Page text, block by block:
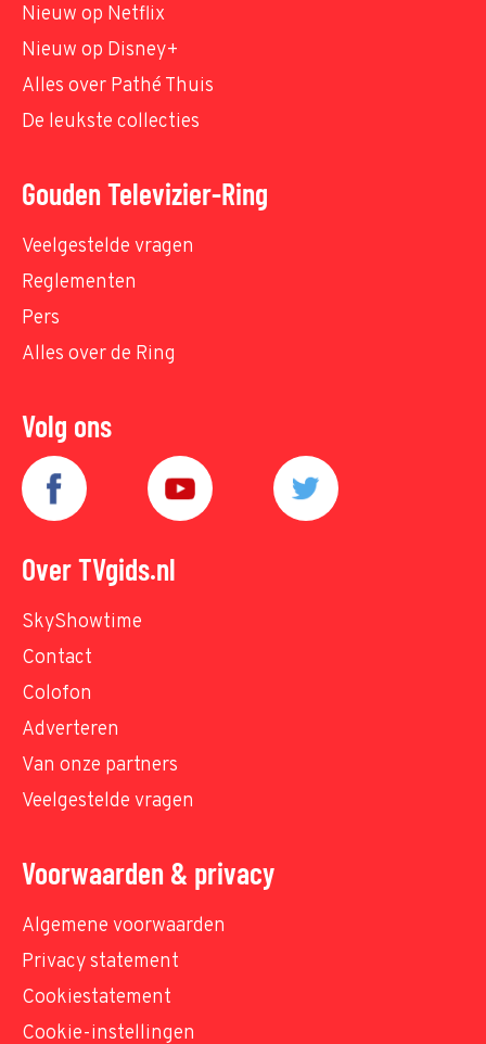
Nieuw op Netflix
Nieuw op Disney+
Alles over Pathé Thuis
De leukste collecties
Gouden Televizier-Ring
Veelgestelde vragen
Reglementen
Pers
Alles over de Ring
Volg ons
Over TVgids.nl
SkyShowtime
Contact
Colofon
Adverteren
Van onze partners
Veelgestelde vragen
Voorwaarden & privacy
Algemene voorwaarden
Privacy statement
Cookiestatement
Cookie-instellingen